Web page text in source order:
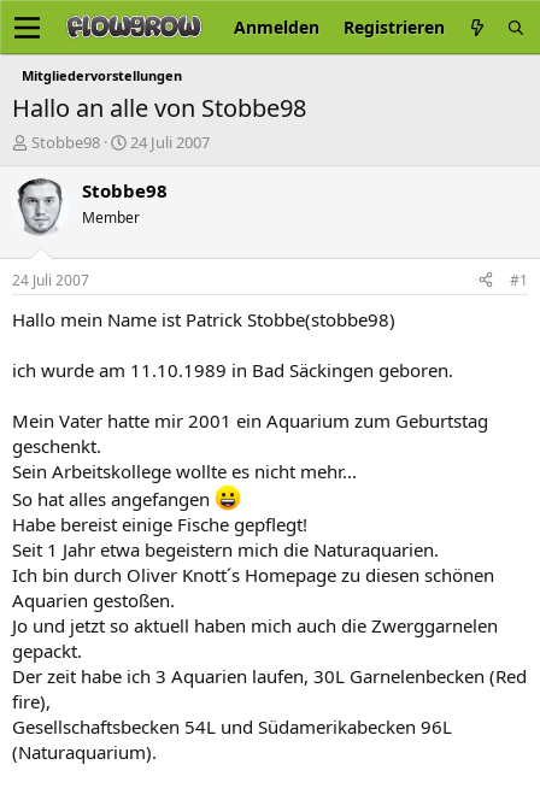
Anmelden Registrieren
Mitgliedervorstellungen
Hallo an alle von Stobbe98
E
s
t
e
e
r
Stobbe98
E
s
e
t
a
24 Juli 2007
Stobbe98
Member
24 Juli 2007 #1
Hallo mein Name ist Patrick Stobbe(stobbe98)
ich wurde am 11.10.1989 in Bad Säckingen geboren.
Mein Vater hatte mir 2001 ein Aquarium zum Geburtstag
geschenkt.
Sein Arbeitskollege wollte es nicht mehr...
So hat alles angefangen
Habe bereist einige Fische gepflegt!
Seit 1 Jahr etwa begeistern mich die Naturaquarien.
Ich bin durch Oliver Knott´s Homepage zu diesen schönen
Aquarien gestoßen.
Jo und jetzt so aktuell haben mich auch die Zwerggarnelen
gepackt.
Der zeit habe ich 3 Aquarien laufen, 30L Garnelenbecken (Red
fire),
Gesellschaftsbecken 54L und Südamerikabecken 96L
(Naturaquarium).